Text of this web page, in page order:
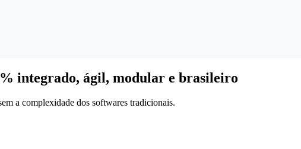
integrado, ágil, modular e brasileiro
a complexidade dos softwares tradicionais.